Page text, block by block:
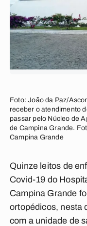
Foto: João da Paz/
receber o atendimento
passar pelo Núcleo de
de Campina Grande.
Campina Grande
Quinze leitos de
Covid-19 do
Campina Grande
ortopédicos, nesta
com a unidade de